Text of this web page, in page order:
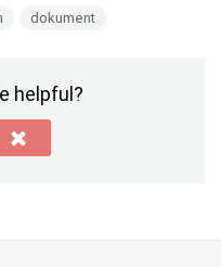
dokument
helpful?